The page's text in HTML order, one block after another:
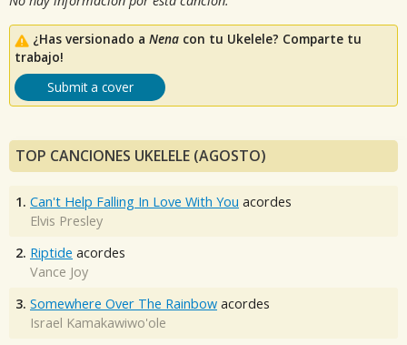
¿Has versionado a Nena con tu Ukelele? Comparte tu
trabajo!
Submit a cover
TOP CANCIONES UKELELE (AGOSTO)
1. Can't Help Falling In Love With You acordes
Elvis Presley
2. Riptide acordes
Vance Joy
3. Somewhere Over The Rainbow acordes
Israel Kamakawiwo'ole